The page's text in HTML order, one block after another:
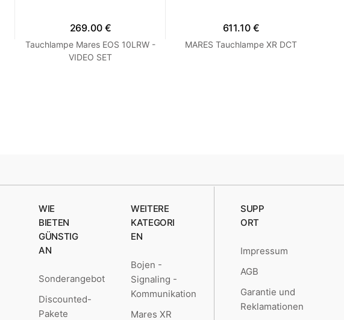
269.00 €
Tauchlampe Mares EOS 10LRW -
VIDEO SET
611.10 €
MARES Tauchlampe XR DCT
WIE
BIETEN
GÜNSTIG
AN
Sonderangebot
Discounted-
Pakete
WEITERE
KATEGORI
EN
Bojen -
Signaling -
Kommunikation
Mares XR
SUPP
ORT
Impressum
AGB
Garantie und
Reklamationen